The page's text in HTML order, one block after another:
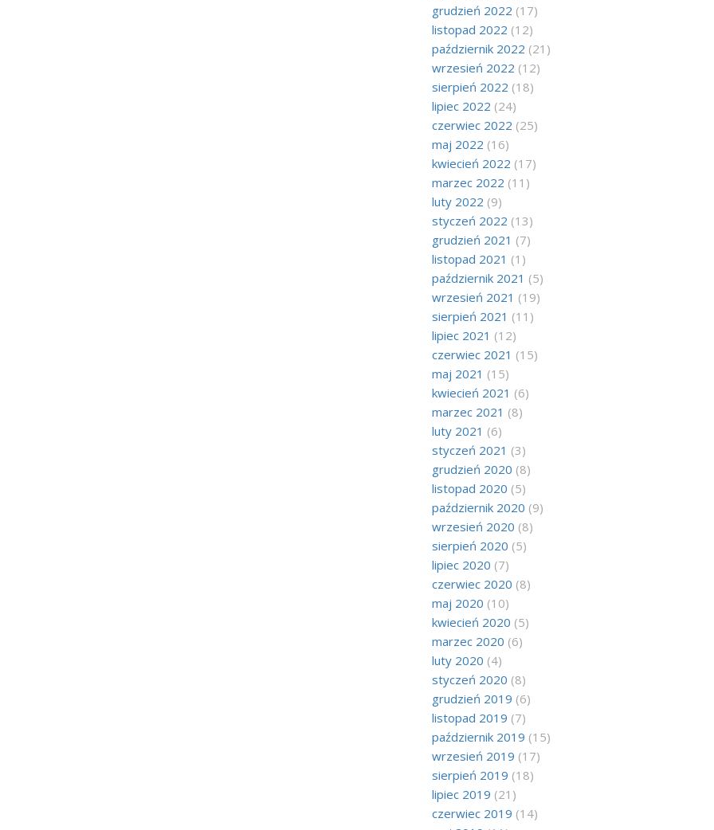
grudzień 2022 (17)
listopad 2022 (12)
październik 2022 (21)
wrzesień 2022 (12)
sierpień 2022 (18)
lipiec 2022 (24)
czerwiec 2022 (25)
maj 2022 (16)
kwiecień 2022 (17)
marzec 2022 (11)
luty 2022 (9)
styczeń 2022 (13)
grudzień 2021 (7)
listopad 2021 (1)
październik 2021 (5)
wrzesień 2021 (19)
sierpień 2021 (11)
lipiec 2021 (12)
czerwiec 2021 (15)
maj 2021 (15)
kwiecień 2021 (6)
marzec 2021 (8)
luty 2021 (6)
styczeń 2021 (3)
grudzień 2020 (8)
listopad 2020 (5)
październik 2020 (9)
wrzesień 2020 (8)
sierpień 2020 (5)
lipiec 2020 (7)
czerwiec 2020 (8)
maj 2020 (10)
kwiecień 2020 (5)
marzec 2020 (6)
luty 2020 (4)
styczeń 2020 (8)
grudzień 2019 (6)
listopad 2019 (7)
październik 2019 (15)
wrzesień 2019 (17)
sierpień 2019 (18)
lipiec 2019 (21)
czerwiec 2019 (14)